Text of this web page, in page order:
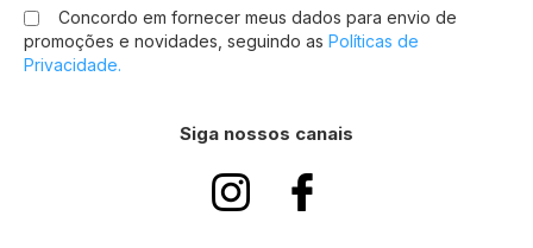
nossa
Newsletter:
Concordo em fornecer meus dados para envio de
promoções e novidades, seguindo as Políticas de
Privacidade.
Siga nossos canais